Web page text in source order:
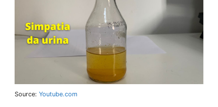
Source: Youtube.com